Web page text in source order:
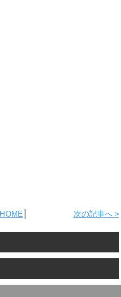
HOME 次の記事へ >